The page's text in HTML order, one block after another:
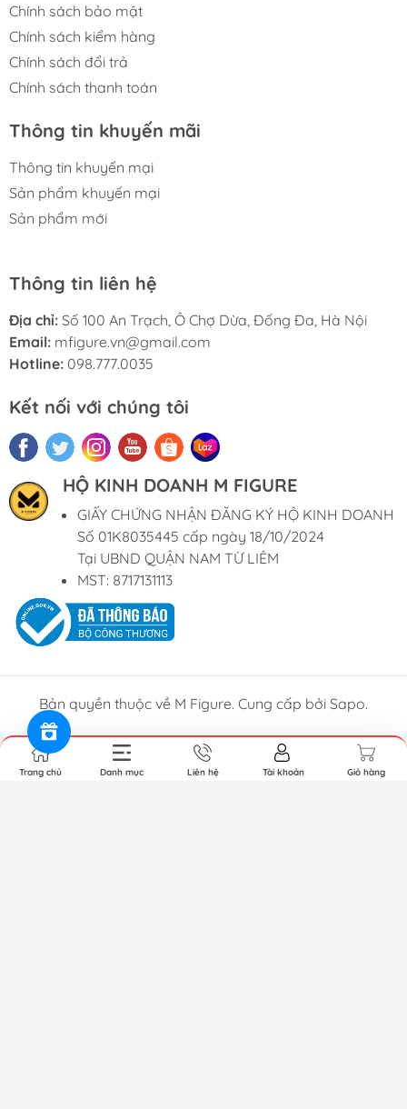
Chính sách bảo mật
Chính sách kiểm hàng
Chính sách đổi trả
Chính sách thanh toán
Thông tin khuyến mãi
Thông tin khuyến mại
Sản phẩm khuyến mại
Sản phẩm mới
Thông tin liên hệ
Địa chỉ: Số 100 An Trạch, Ô Chợ Dừa, Đống Đa, Hà Nội
Email: mfigure.vn@gmail.com
Hotline: 098.777.0035
Kết nối với chúng tôi
HỘ KINH DOANH M FIGURE
GIẤY CHỨNG NHẬN ĐĂNG KÝ HỘ KINH DOANH
Số 01K8035445 cấp ngày 18/10/2024
Tại UBND QUẬN NAM TỪ LIÊM
MST: 8717131113
Bản quyền thuộc về M Figure. Cung cấp bởi Sapo.
Trang chủ Danh mục Liên hệ Tài khoản Giỏ hàng